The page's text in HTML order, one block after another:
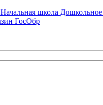
Начальная школа Дошкольное